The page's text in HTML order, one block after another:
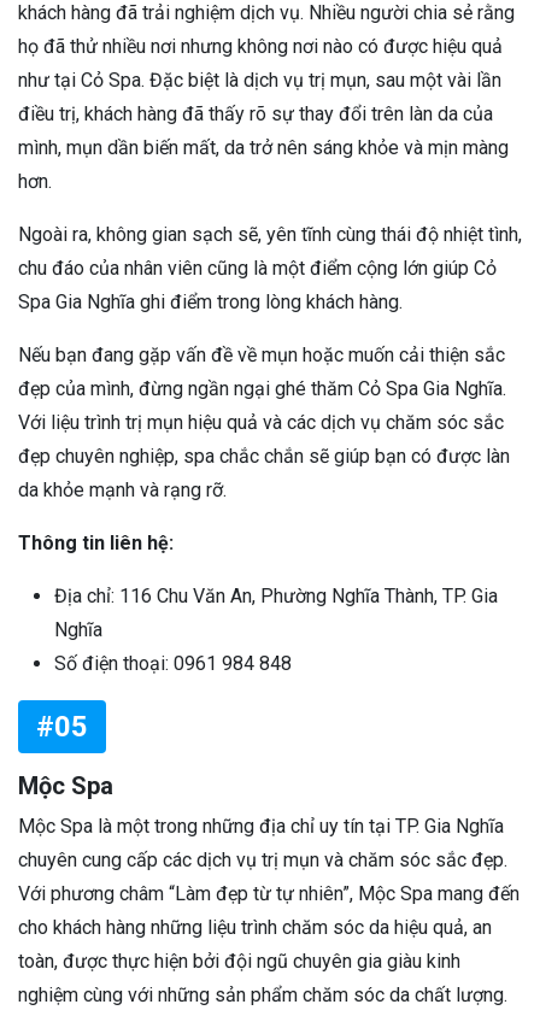
khách hàng đã trải nghiệm dịch vụ. Nhiều người chia sẻ rằng
họ đã thử nhiều nơi nhưng không nơi nào có được hiệu quả
như tại Cỏ Spa. Đặc biệt là dịch vụ trị mụn, sau một vài lần
điều trị, khách hàng đã thấy rõ sự thay đổi trên làn da của
mình, mụn dần biến mất, da trở nên sáng khỏe và mịn màng
hơn.
Ngoài ra, không gian sạch sẽ, yên tĩnh cùng thái độ nhiệt tình,
chu đáo của nhân viên cũng là một điểm cộng lớn giúp Cỏ
Spa Gia Nghĩa ghi điểm trong lòng khách hàng.
Nếu bạn đang gặp vấn đề về mụn hoặc muốn cải thiện sắc
đẹp của mình, đừng ngần ngại ghé thăm Cỏ Spa Gia Nghĩa.
Với liệu trình trị mụn hiệu quả và các dịch vụ chăm sóc sắc
đẹp chuyên nghiệp, spa chắc chắn sẽ giúp bạn có được làn
da khỏe mạnh và rạng rỡ.
Thông tin liên hệ:
Địa chỉ: 116 Chu Văn An, Phường Nghĩa Thành, TP. Gia
Nghĩa
Số điện thoại: 0961 984 848
#05
Mộc Spa
Mộc Spa là một trong những địa chỉ uy tín tại TP. Gia Nghĩa
chuyên cung cấp các dịch vụ trị mụn và chăm sóc sắc đẹp.
Với phương châm “Làm đẹp từ tự nhiên”, Mộc Spa mang đến
cho khách hàng những liệu trình chăm sóc da hiệu quả, an
toàn, được thực hiện bởi đội ngũ chuyên gia giàu kinh
nghiệm cùng với những sản phẩm chăm sóc da chất lượng.